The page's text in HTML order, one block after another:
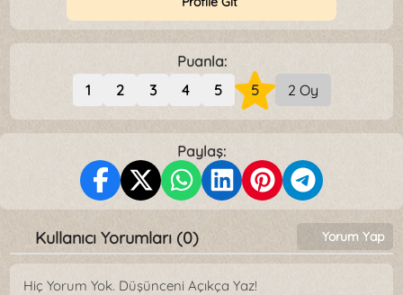
Puanla:
1
2 3 4 5 5 2 Oy
Paylaş:
Kullanıcı Yorumları (0) Yorum Yap
Hiç Yorum Yok. Düşünceni Açıkça Yaz!